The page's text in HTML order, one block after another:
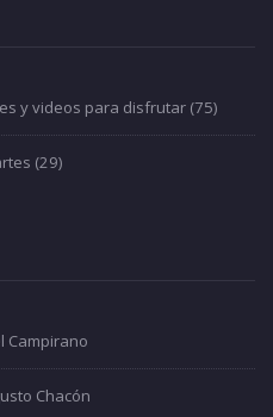
y videos para disfrutar (75)
(29)
Campirano
Chacón